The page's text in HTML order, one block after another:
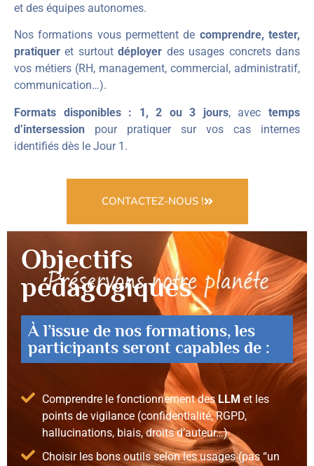
et des équipes autonomes.
Nos formations vous permettent de comprendre, tester,
pratiquer et surtoutdéployer des usages concrets dans
vos métiers (RH, management, commercial, administratif,
communication…).
Formats disponibles : 1, 2 ou 3 jours, avectemps
d’intersession pour pratiquer sur vos cas internes
identifiés dès le Jour 1.
CONTACTEZ-NOUS !
Objectifs
pédagogiques
À l’issue de nos formations, les
participants seront capables de :
Comprendre le fonctionnement des LLM et les
points de vigilance (confidentialité, RGPD,
hallucinations, biais, droits d’auteur…)
Choisir les bons outils selon les usages (pas “un